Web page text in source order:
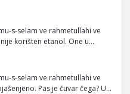
s-selam ve rahmetullahi ve
korišten etanol. One u…
s-selam ve rahmetullahi ve
Pas je čuvar čega? U…